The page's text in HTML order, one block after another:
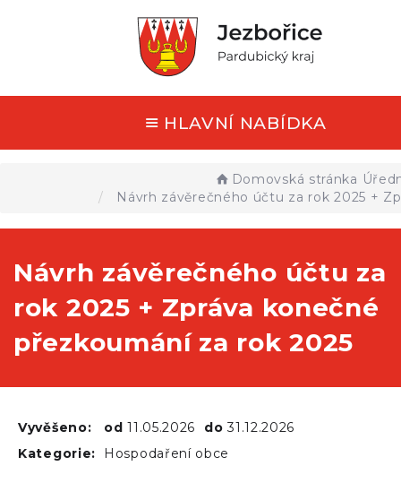
HLAVNÍ NABÍDKA
Domovská stránka
Návrh závěrečného účtu za rok 2025 +
Návrh závěrečného účtu za
rok 2025 + Zpráva konečné
přezkoumání za rok 2025
Vyvěšeno: od11.05.2026 do31.12.2026
Kategorie:
Hospodaření obce